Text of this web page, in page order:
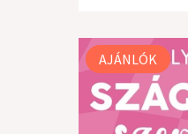
AJÁNLÓK